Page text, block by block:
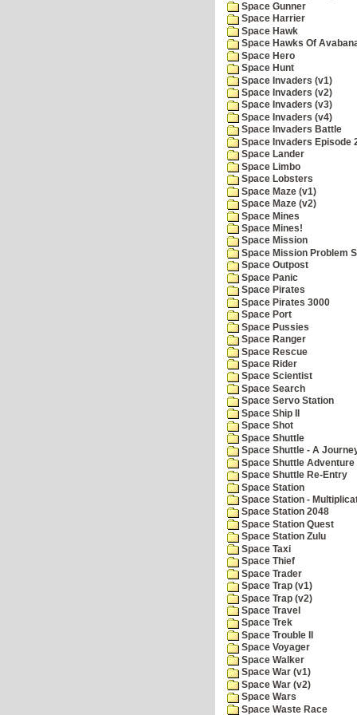
Space Gunner
Space Harrier
Space Hawk
Space Hawks Of
Space Hero
Space Hunt
Space Invaders (v1)
Space Invaders (v2)
Space Invaders (v3)
Space Invaders (v4)
Space Invaders Battle
Space Invaders Episode
Space Lander
Space Limbo
Space Lobsters
Space Maze (v1)
Space Maze (v2)
Space Mines
Space Mines!
Space Mission
Space Mission Problem
Space Outpost
Space Panic
Space Pirates
Space Pirates 3000
Space Port
Space Pussies
Space Ranger
Space Rescue
Space Rider
Space Scientist
Space Search
Space Servo Station
Space Ship II
Space Shot
Space Shuttle
Space Shuttle - A
Space Shuttle Adventure
Space Shuttle Re-Entry
Space Station
Space Station -
Space Station 2048
Space Station Quest
Space Station Zulu
Space Taxi
Space Thief
Space Trader
Space Trap (v1)
Space Trap (v2)
Space Travel
Space Trek
Space Trouble II
Space Voyager
Space Walker
Space War (v1)
Space War (v2)
Space Wars
Space Waste Race